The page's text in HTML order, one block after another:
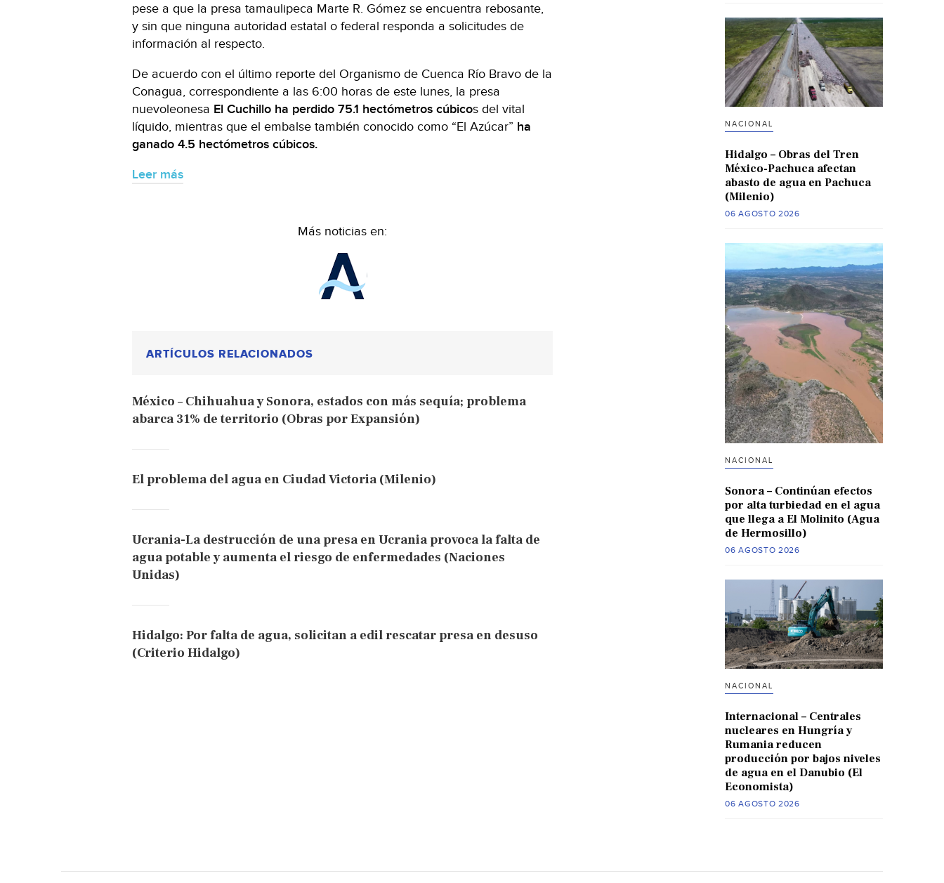
pese a que la presa tamaulipeca Marte R. Gómez se encuentra rebosante,
y sin que ninguna autoridad estatal o federal responda a solicitudes de
información al respecto.
De acuerdo con el último reporte del Organismo de Cuenca Río Bravo de la
Conagua, correspondiente a las 6:00 horas de este lunes, la presa
nuevoleonesa El Cuchillo ha perdido 75.1 hectómetros cúbicos del vital
líquido, mientras que el embalse también conocido como “El Azúcar” ha
ganado 4.5 hectómetros cúbicos.
Leer más
Más noticias en:
ARTÍCULOS RELACIONADOS
México – Chihuahua y Sonora, estados con más sequía; problema
abarca 31% de territorio (Obras por Expansión)
El problema del agua en Ciudad Victoria (Milenio)
Ucrania-La destrucción de una presa en Ucrania provoca la falta de
agua potable y aumenta el riesgo de enfermedades (Naciones
Unidas)
Hidalgo: Por falta de agua, solicitan a edil rescatar presa en desuso
(Criterio Hidalgo)
NACIONAL
Hidalgo – Obras del Tren
México-Pachuca afectan
abasto de agua en Pachuca
(Milenio)
06 AGOSTO 2026
NACIONAL
Sonora – Continúan efectos
por alta turbiedad en el agua
que llega a El Molinito (Agua
de Hermosillo)
06 AGOSTO 2026
NACIONAL
Internacional – Centrales
nucleares en Hungría y
Rumania reducen
producción por bajos niveles
de agua en el Danubio (El
Economista)
06 AGOSTO 2026